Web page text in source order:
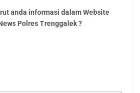
anda informasi dalam Website
Polres Trenggalek ?